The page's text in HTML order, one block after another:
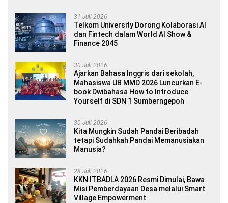
31 Juli 2026
Telkom University Dorong Kolaborasi AI
dan Fintech dalam World AI Show &
Finance 2045
30 Juli 2026
Ajarkan Bahasa Inggris dari sekolah,
Mahasiswa UB MMD 2026 Luncurkan E-
book Dwibahasa How to Introduce
Yourself di SDN 1 Sumberngepoh
30 Juli 2026
Kita Mungkin Sudah Pandai Beribadah
tetapi Sudahkah Pandai Memanusiakan
Manusia?
28 Juli 2026
KKN ITBADLA 2026 Resmi Dimulai, Bawa
Misi Pemberdayaan Desa melalui Smart
Village Empowerment